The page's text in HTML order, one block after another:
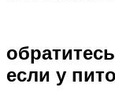
если у